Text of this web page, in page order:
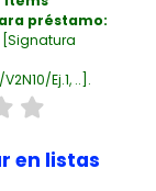
préstamo:
Signatura
Ej.1, .. .
en listas